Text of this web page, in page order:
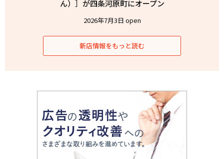
ん）］が四条河原町にオープン
2026年7月3日 open
新店情報をもっと読む